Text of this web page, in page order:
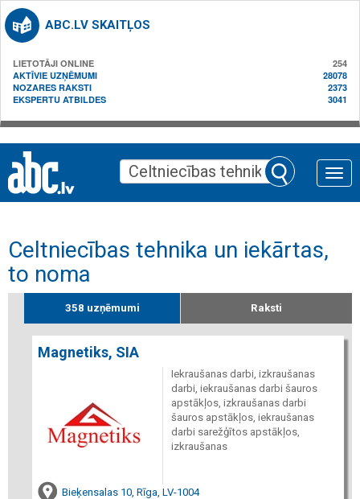
ABC.LV SKAITĻOS
LIETOTĀJI ONLINE
254
AKTĪVIE UZŅĒMUMI
28078
NOZARES RAKSTI
2373
EKSPERTU ATBILDES
3041
Toggle
Celtniecības tehnika un iekārtas,
to noma
358 uzņēmumi Raksti
Magnetiks, SIA
Iekraušanas darbi, izkraušanas
darbi, iekraušanas darbi šauros
apstākļos, izkraušanas darbi
šauros apstākļos, iekraušanas
darbi sarežģītos apstākļos,
izkraušanas
Bieķensalas 10, Rīga, LV-1004